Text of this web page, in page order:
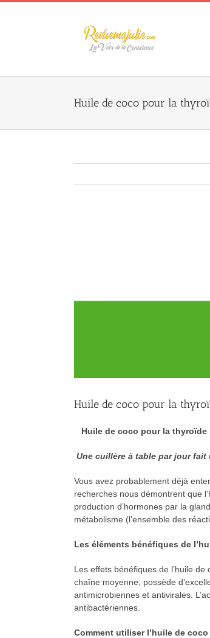
Skip
Huile de coco pour la
Huile de coco pour la
Huile de coco pour la thyroïde
Une cuillère à table par jour
Vous avez probablement déjà
recherches nous démontrent que
production d’hormones par la
métabolisme (l’ensemble des
Les éléments bénéfiques de
Les effets bénéfiques de l’huile
chaîne moyenne, possède
antimicrobiennes et antivirales.
antibactériennes.
Comment utiliser l’huile de coco